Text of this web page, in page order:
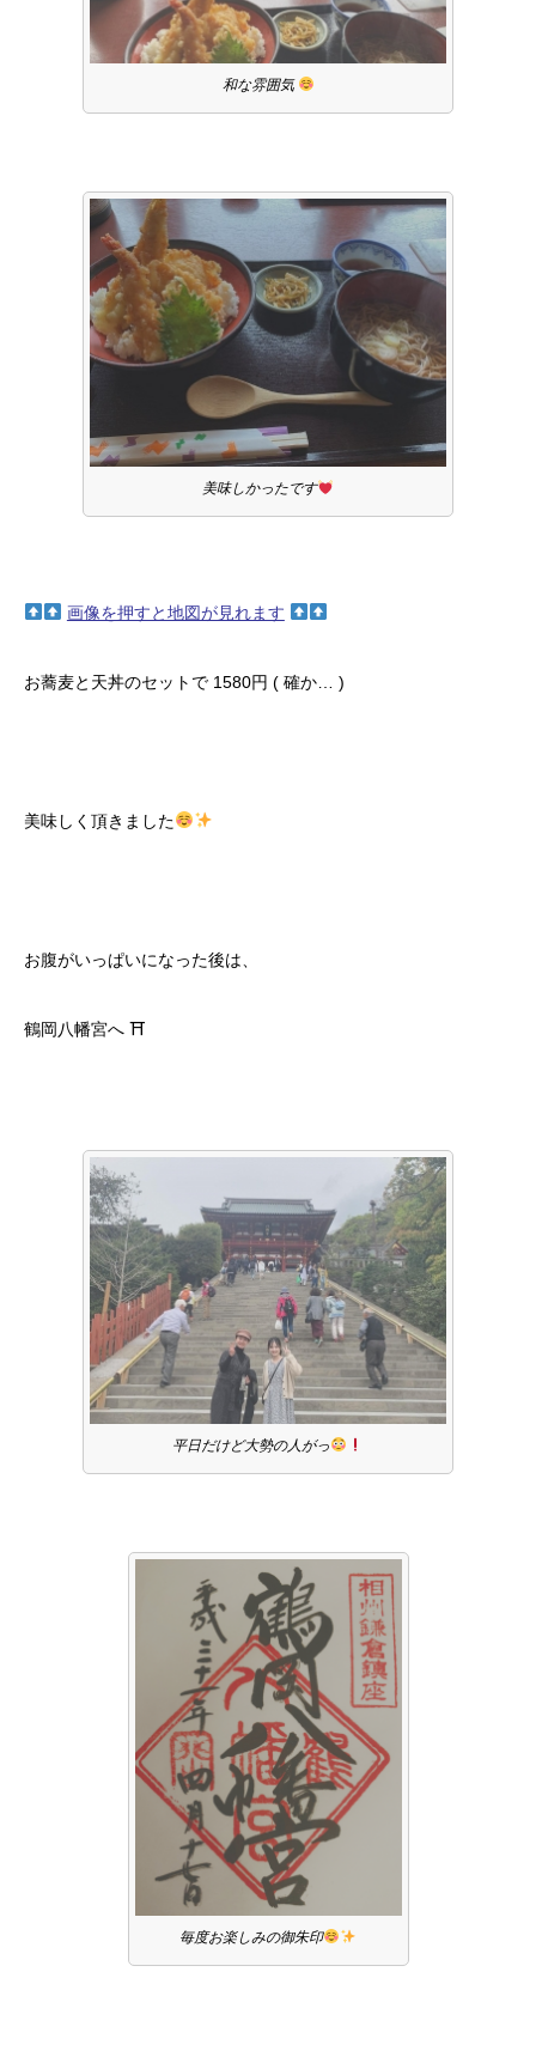
和な雰囲気
美味しかったです
画像を押すと地図が見れます
お蕎麦と天丼のセットで 1580円 ( 確か… )
美味しく頂きました
お腹がいっぱいになった後は、
鶴岡八幡宮へ ⛩
平日だけど大勢の人がっ
毎度お楽しみの御朱印